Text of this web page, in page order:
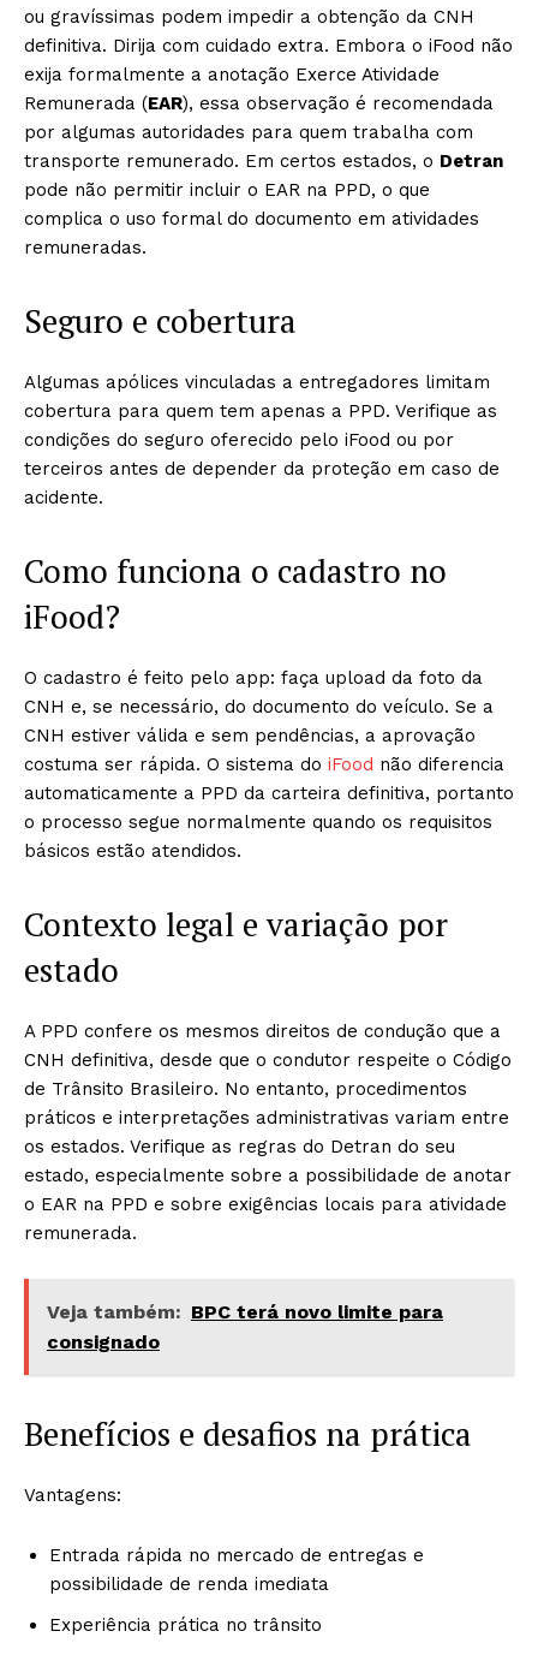
ou gravíssimas podem impedir a obtenção da CNH
definitiva. Dirija com cuidado extra. Embora o iFood não
exija formalmente a anotação Exerce Atividade
Remunerada (EAR), essa observação é recomendada
por algumas autoridades para quem trabalha com
transporte remunerado. Em certos estados, o Detran
pode não permitir incluir o EAR na PPD, o que
complica o uso formal do documento em atividades
remuneradas.
Seguro e cobertura
Algumas apólices vinculadas a entregadores limitam
cobertura para quem tem apenas a PPD. Verifique as
condições do seguro oferecido pelo iFood ou por
terceiros antes de depender da proteção em caso de
acidente.
Como funciona o cadastro no
iFood?
O cadastro é feito pelo app: faça upload da foto da
CNH e, se necessário, do documento do veículo. Se a
CNH estiver válida e sem pendências, a aprovação
costuma ser rápida. O sistema do iFood não diferencia
automaticamente a PPD da carteira definitiva, portanto
o processo segue normalmente quando os requisitos
básicos estão atendidos.
Contexto legal e variação por
estado
A PPD confere os mesmos direitos de condução que a
CNH definitiva, desde que o condutor respeite o Código
de Trânsito Brasileiro. No entanto, procedimentos
práticos e interpretações administrativas variam entre
os estados. Verifique as regras do Detran do seu
estado, especialmente sobre a possibilidade de anotar
o EAR na PPD e sobre exigências locais para atividade
remunerada.
Veja também: BPC terá novo limite para
consignado
Benefícios e desafios na prática
Vantagens:
Entrada rápida no mercado de entregas e
possibilidade de renda imediata
Experiência prática no trânsito